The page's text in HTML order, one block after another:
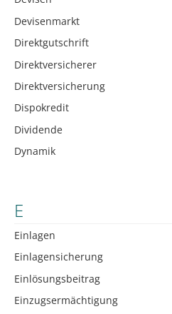
Devisenmarkt
Direktgutschrift
Direktversicherer
Direktversicherung
Dispokredit
Dividende
Dynamik
E
Einlagen
Einlagensicherung
Einlösungsbeitrag
Einzugsermächtigung